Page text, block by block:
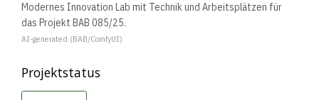
Modernes Innovation Lab mit Technik und Arbeitsplätzen für
das Projekt BAB 085/25.
AI-generated (BAB/ComfyUI)
Projektstatus